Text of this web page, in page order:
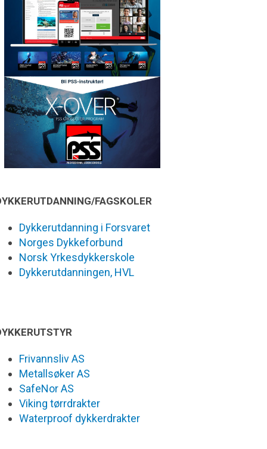
FAGSKOLER
Dykkerutdanning i Forsvaret
Norges Dykkeforbund
Norsk Yrkesdykkerskole
Dykkerutdanningen, HVL
Frivannsliv AS
Metallsøker AS
SafeNor AS
Viking tørrdrakter
Waterproof dykkerdrakter